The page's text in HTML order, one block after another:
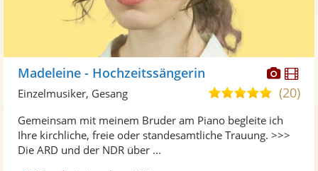
Fotos
Madeleine - Hochzeitssängerin
5,0
5
(20)
Einzelmusiker, Gesang
Gemeinsam mit meinem Bruder am Piano begleite ich
Ihre kirchliche, freie oder standesamtliche Trauung. >>>
Die ARD und der NDR über ...